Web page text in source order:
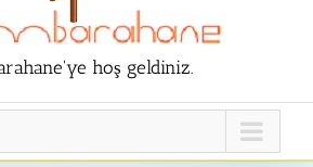
hoş geldiniz.